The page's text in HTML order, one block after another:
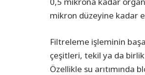
mikron düzeyine kadar
Filtreleme işleminin
çeşitleri, tekil ya da
Özellikle su arıtımında